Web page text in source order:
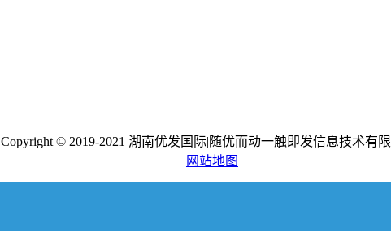
Copyright © 2019-2021 湖南优发国际|随优而动一触即发信息技术有
网站地图